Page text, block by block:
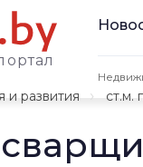
и развития
ст.м.